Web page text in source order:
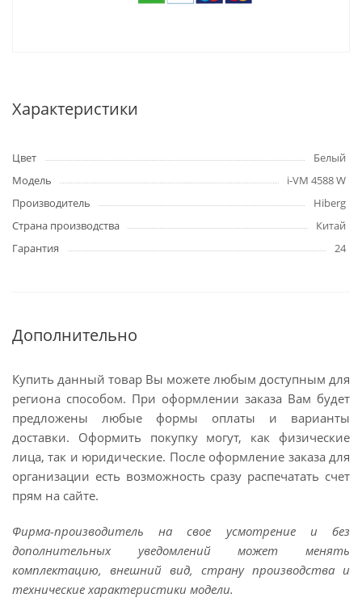
Характеристики
Цвет
Белый
Модель
i-VM 4588 W
Производитель
Hiberg
Страна производства
Китай
Гарантия
24
Дополнительно
Купить данный товар Вы можете любым доступным для
региона способом. При оформлении заказа Вам будет
предложены любые формы оплаты и варианты
доставки. Оформить покупку могут, как физические
лица, так и юридические. После оформление заказа для
организации есть возможность сразу распечатать счет
прям на сайте.
Фирма-производитель на свое усмотрение и без
дополнительных уведомлений может менять
комплектацию, внешний вид, страну производства и
технические характеристики модели.